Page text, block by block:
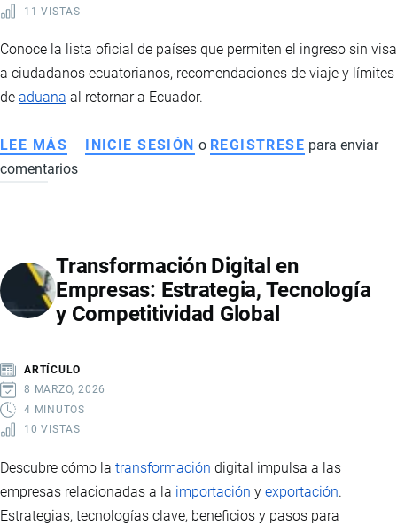
11 VISTAS
Conoce la lista oficial de países que permiten el ingreso sin visa
a ciudadanos ecuatorianos, recomendaciones de viaje y límites
de aduana al retornar a Ecuador.
LEE MÁS SOBRE
PAÍSES
LOS
ECUATORIANOS
PUEDEN
VISA:
CONSIDERACIONES
PARA
RETORNO
INICIE SESIÓN o REGISTRESE para enviar
comentarios
Transformación Digital en
Empresas: Estrategia, Tecnología
y Competitividad Global
ARTÍCULO
8 MARZO, 2026
4 MINUTOS
10 VISTAS
Descubre cómo la transformación digital impulsa a las
empresas relacionadas a la importación y exportación.
Estrategias, tecnologías clave, beneficios y pasos para